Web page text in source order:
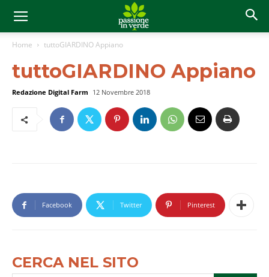
Home tuttoGIARDINO Appiano
tuttoGIARDINO Appiano
Redazione Digital Farm 12 Novembre 2018
Facebook Twitter Pinterest
CERCA NEL SITO